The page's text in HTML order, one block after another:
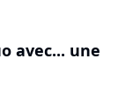
avec... une